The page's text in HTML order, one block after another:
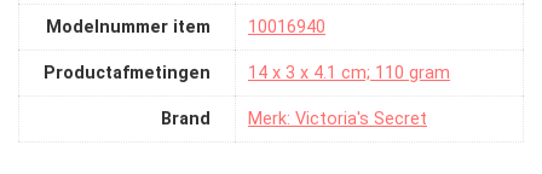
Modelnummer item ‎10016940
Productafmetingen ‎14 x 3 x 4.1 cm; 110 gram
Brand Merk: Victoria's Secret